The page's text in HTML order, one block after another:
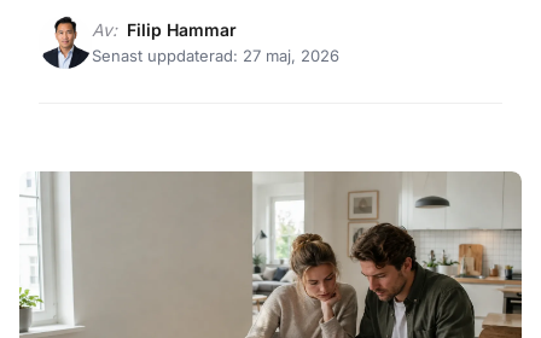
Av: Filip Hammar
Senast uppdaterad: 27 maj, 2026